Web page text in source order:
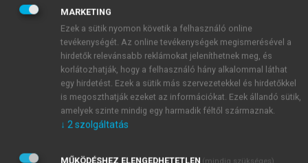
életük megmentését.
Az évszázadok során szerzett katonaorvosi
tapasztalat egyértelműen bizonyította, hogy
valamennyi sérült ellátását nem tudják optimálisan
módon biztosítaniaz azonos időben azonos
helyszínen megjelenő sérültek nagy száma és a
rendelkezésre álló eszközök (személyzet,
gyógyszerek, műszerek) korlátozott volta miatt.
sérült megmentése volt,és e cél elérésének
MARKETING
Ezek a sütik nyomon követik a felhasználó online
tevékenységét. Az online tevékenységek megismerésével a
hirdetők relevánsabb reklámokat jeleníthetnek meg, és
korlátozhatják, hogy a felhasználó hány alkalommal láthat
egy hirdetést. Ezek a sütik más szervezetekkel és hirdetőkkel
is megoszthatják ezeket az információkat. Ezek állandó sütik,
amelyek szinte mindig egy harmadik féltől származnak.
↓ 2szolgáltatás
MŰKÖDÉSHEZ ELENGEDHETETLEN (mindig szükséges)